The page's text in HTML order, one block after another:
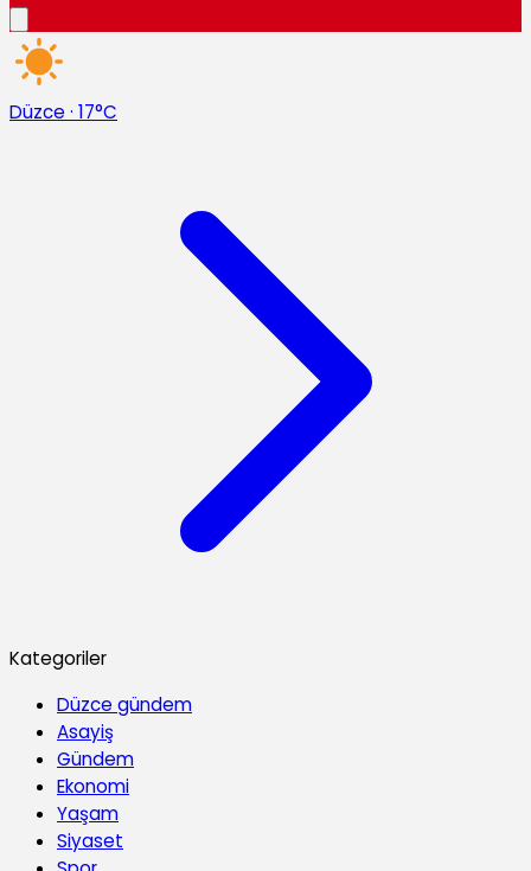
Düzce · 17°C
Kategoriler
Düzce gündem
Asayiş
Gündem
Ekonomi
Yaşam
Siyaset